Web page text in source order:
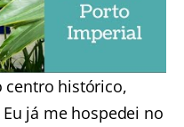
centro histórico,
já me hospedei no